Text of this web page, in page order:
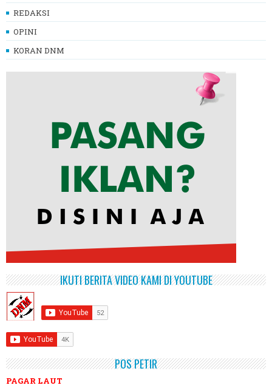
REDAKSI
OPINI
KORAN DNM
IKUTI BERITA VIDEO KAMI DI YOUTUBE
POS PETIR
PAGAR LAUT